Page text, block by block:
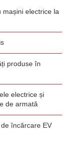
mașini electrice la
produse în
electrice și
de armată
încărcare EV